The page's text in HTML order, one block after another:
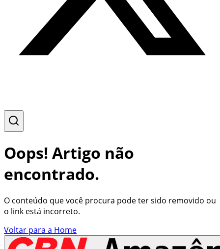
Oops! Artigo não
encontrado.
O conteúdo que você procura pode ter sido removido ou
o link está incorreto.
Voltar para a Home